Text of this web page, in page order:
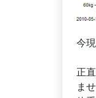
今
正
ま